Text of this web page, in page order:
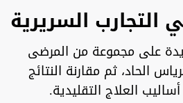
التجارب السريرية
على مجموعة من المرضى
الحاد، ثم مقارنة النتائج
العلاج التقليدية.